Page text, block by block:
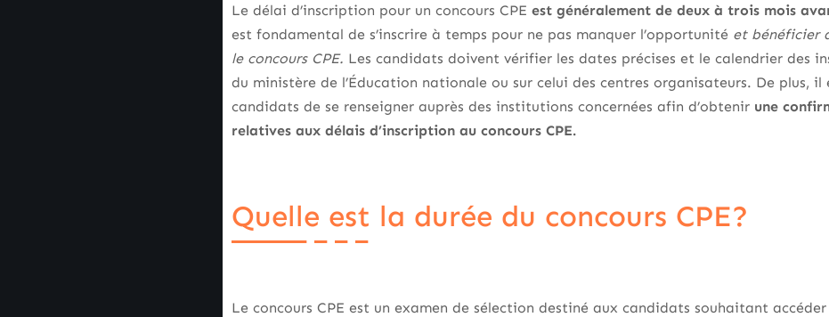
Le délai d’inscription pour un concours CPE est généralement de deux à trois mois
est fondamental de s’inscrire à temps pour ne pas manquer l’opportunité et bénéficier
le concours CPE. Les candidats doivent vérifier les dates précises et le calendrier des
du ministère de l’Éducation nationale ou sur celui des centres organisateurs. De plus, il
candidats de se renseigner auprès des institutions concernées afin d’obtenir une
relatives aux délais d’inscription au concours CPE.
Quelle est la durée du concours CPE?
Le concours CPE est un examen de sélection destiné aux candidats souhaitant